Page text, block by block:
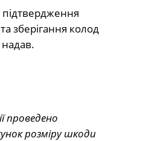
зберігання колод
проведено
розміру шкоди